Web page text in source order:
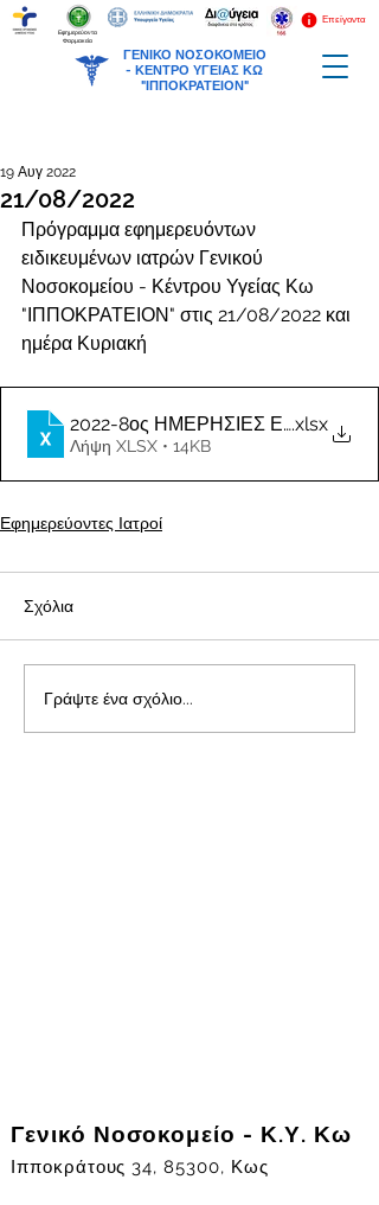
ΓΕΝΙΚΟ ΝΟΣΟΚΟΜΕΙΟ
- ΚΕΝΤΡΟ ΥΓΕΙΑΣ ΚΩ
"ΙΠΠΟΚΡΑΤΕΙΟΝ"
Επείγοντα
Εφημερεύοντα
Φαρμακεία
21/08/2022
19 Αυγ 2022
Πρόγραμμα εφημερευόντων
ειδικευμένων ιατρών Γενικού
Νοσοκομείου - Κέντρου Υγείας Κω
"ΙΠΠΟΚΡΑΤΕΙΟΝ" στις 21/08/2022 και
ημέρα Κυριακή
2022-8ος ΗΜΕΡΗΣΙΕΣ ΕΦΗΜΕΡΙΕΣ
.xlsx
Λήψη XLSX • 14KB
Εφημερεύοντες Ιατροί
Σχόλια
Γράψτε ένα σχόλιο...
Γενικό Νοσοκομείο - Κ.Υ. Κω
Ιπποκράτους 34, 85300, Κως